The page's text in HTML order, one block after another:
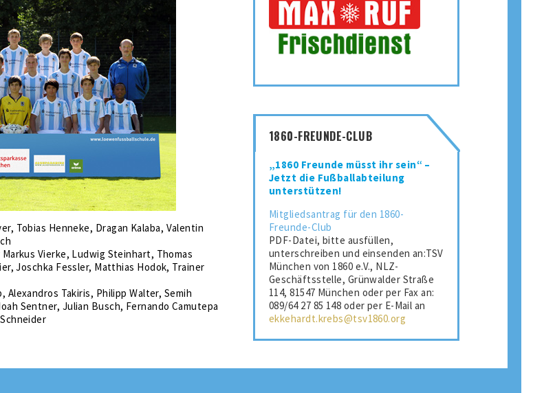
Tobias Henneke, Dragan Kalaba, Valentin
Markus Vierke, Ludwig Steinhart, Thomas
Joschka Fessler, Matthias Hodok, Trainer
Alexandros Takiris, Philipp Walter, Semih
Sentner, Julian Busch, Fernando Camutepa
1860-FREUNDE-CLUB
„1860 Freunde müsst ihr sein“ –
Jetzt die Fußballabteilung
unterstützen!
Mitgliedsantrag für den 1860-
Freunde-Club
PDF-Datei, bitte ausfüllen,
unterschreiben und einsenden an:TSV
München von 1860 e.V., NLZ-
Geschäftsstelle, Grünwalder Straße
114, 81547 München oder per Fax an:
089/64 27 85 148 oder per E-Mail an
ekkehardt.krebs@tsv1860.org